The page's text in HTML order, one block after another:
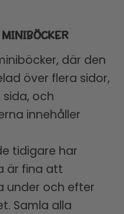
där den
över flera sidor,
och
innehåller
tidigare har
är fina att
under och efter
Samla alla